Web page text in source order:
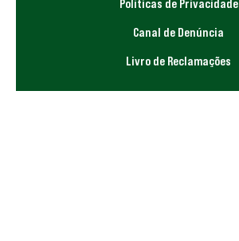
Canal de Denúncia
Livro de Reclamações